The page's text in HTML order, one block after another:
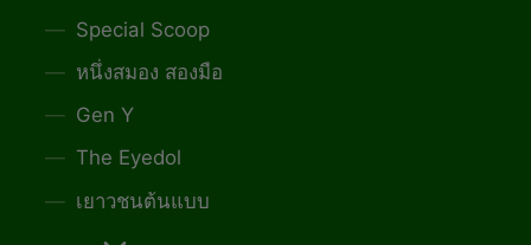
Special Scoop
หนึ่งสมอง สองมือ
Gen Y
The Eyedol
เยาวชนต้นแบบ